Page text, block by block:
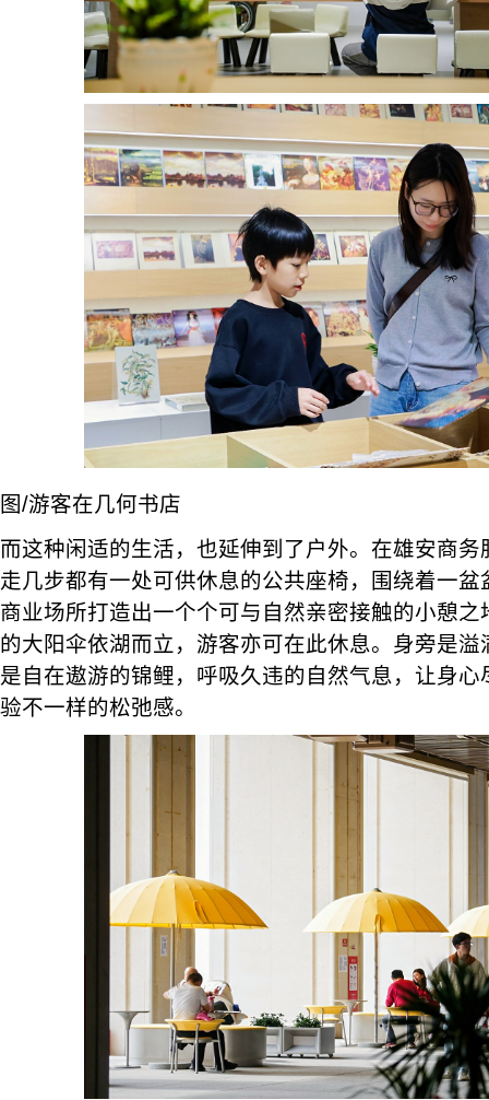
图/游客在几何书店
而这种闲适的生活，也延伸到了户外。在雄安商
走几步都有一处可供休息的公共座椅，围绕着一
商业场所打造出一个个可与自然亲密接触的小憩
的大阳伞依湖而立，游客亦可在此休息。身旁是
是自在遨游的锦鲤，呼吸久违的自然气息，让身
验不一样的松弛感。